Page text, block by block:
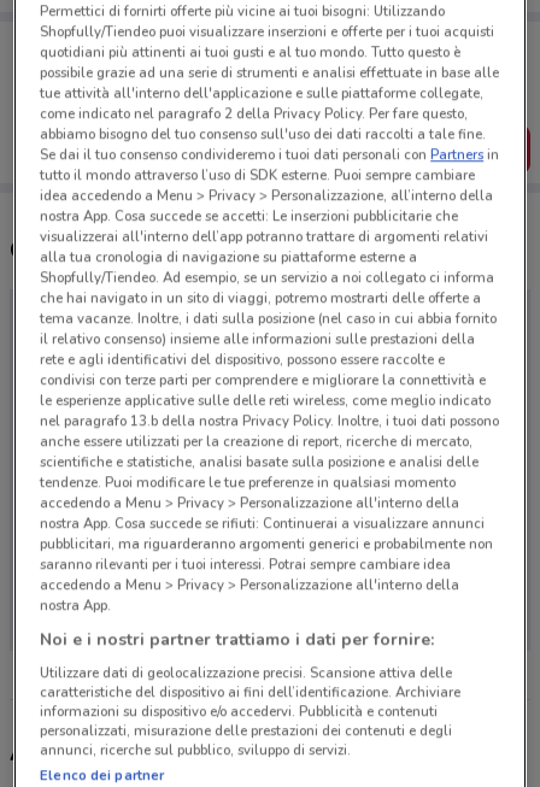
Porta DoveConviene sempre con te!
Puoi trovare le migliori offerte dei negozi vicino a te,
salvarle e creare la tua lista del risparmio, comodamente
dal tuo cellulare.
SCARICA L’APP
Orari e Negozi Francorosso
Non ci sono negozi nelle vicinanze
Altri volantini nelle vicinanze
Permettici di fornirti offerte più vicine ai tuoi bisogni: Utilizzando
Shopfully/Tiendeo puoi visualizzare inserzioni e offerte per i tuoi acquisti
quotidiani più attinenti ai tuoi gusti e al tuo mondo. Tutto questo è
possibile grazie ad una serie di strumenti e analisi effettuate in base alle
tue attività all'interno dell'applicazione e sulle piattaforme collegate,
come indicato nel paragrafo 2 della Privacy Policy. Per fare questo,
abbiamo bisogno del tuo consenso sull'uso dei dati raccolti a tale fine.
Se dai il tuo consenso condivideremo i tuoi dati personali conPartnersin
tutto il mondo attraverso l’uso di SDK esterne. Puoi sempre cambiare
idea accedendo a Menu > Privacy > Personalizzazione, all’interno della
nostra App. Cosa succede se accetti: Le inserzioni pubblicitarie che
visualizzerai all'interno dell’app potranno trattare di argomenti relativi
alla tua cronologia di navigazione su piattaforme esterne a
Shopfully/Tiendeo. Ad esempio, se un servizio a noi collegato ci informa
che hai navigato in un sito di viaggi, potremo mostrarti delle offerte a
tema vacanze. Inoltre, i dati sulla posizione (nel caso in cui abbia fornito
il relativo consenso) insieme alle informazioni sulle prestazioni della
rete e agli identificativi del dispositivo, possono essere raccolte e
condivisi con terze parti per comprendere e migliorare la connettività e
le esperienze applicative sulle delle reti wireless, come meglio indicato
nel paragrafo 13.b della nostra Privacy Policy. Inoltre, i tuoi dati possono
anche essere utilizzati per la creazione di report, ricerche di mercato,
scientifiche e statistiche, analisi basate sulla posizione e analisi delle
tendenze. Puoi modificare le tue preferenze in qualsiasi momento
accedendo a Menu > Privacy > Personalizzazione all'interno della
nostra App. Cosa succede se rifiuti: Continuerai a visualizzare annunci
pubblicitari, ma riguarderanno argomenti generici e probabilmente non
saranno rilevanti per i tuoi interessi. Potrai sempre cambiare idea
accedendo a Menu > Privacy > Personalizzazione all'interno della
nostra App.
Noi e i nostri partner trattiamo i dati per fornire:
Utilizzare dati di geolocalizzazione precisi. Scansione attiva delle
caratteristiche del dispositivo ai fini dell’identificazione. Archiviare
informazioni su dispositivo e/o accedervi. Pubblicità e contenuti
personalizzati, misurazione delle prestazioni dei contenuti e degli
annunci, ricerche sul pubblico, sviluppo di servizi.
Elenco dei partner